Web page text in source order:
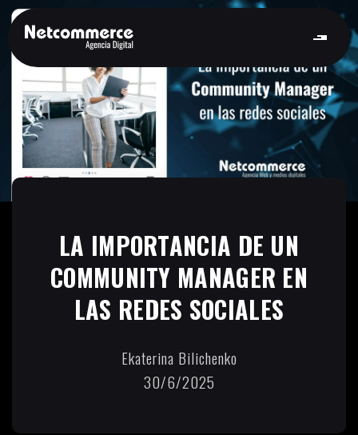
LA IMPORTANCIA DE UN
COMMUNITY MANAGER EN
LAS REDES SOCIALES
Ekaterina Bilichenko
30/6/2025